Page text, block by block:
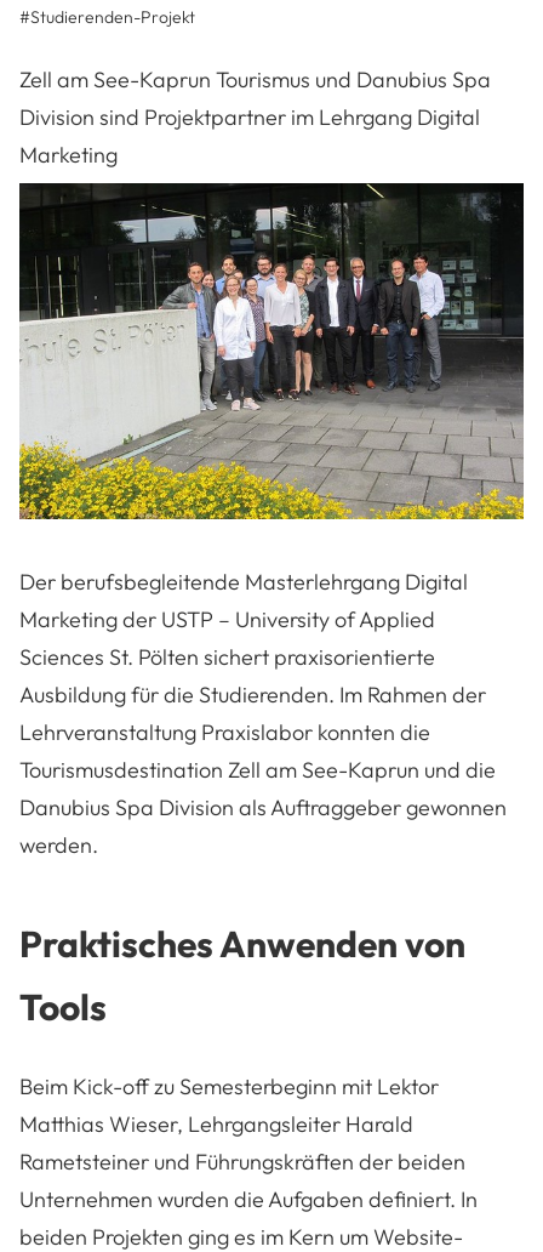
#Studierenden-Projekt
Zell am See-Kaprun Tourismus und Danubius Spa
Division sind Projektpartner im Lehrgang Digital
Marketing
Der berufsbegleitende Masterlehrgang Digital
Marketing der USTP – University of Applied
Sciences St. Pölten sichert praxisorientierte
Ausbildung für die Studierenden. Im Rahmen der
Lehrveranstaltung Praxislabor konnten die
Tourismusdestination Zell am See-Kaprun und die
Danubius Spa Division als Auftraggeber gewonnen
werden.
Praktisches Anwenden von
Tools
Beim Kick-off zu Semesterbeginn mit Lektor
Matthias Wieser, Lehrgangsleiter Harald
Rametsteiner und Führungskräften der beiden
Unternehmen wurden die Aufgaben definiert. In
beiden Projekten ging es im Kern um Website-